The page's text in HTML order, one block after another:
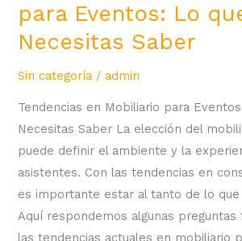
para Eventos: Lo
Necesitas Saber
Sin categoría / admin
Tendencias en Mobiliario para
Necesitas Saber La elección del
puede definir el ambiente y la
asistentes. Con las tendencias en
es importante estar al tanto de lo que
Aquí respondemos algunas
las tendencias actuales en mobiliario
Mobiliario
para
Eventos:
que
Necesitas
Saber